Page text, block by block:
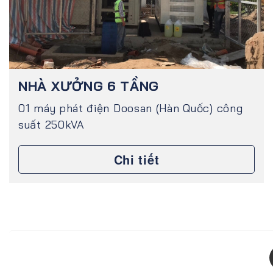
NHÀ XƯỞNG 6 TẦNG
01 máy phát điện Doosan (Hàn Quốc) công
suất 250kVA
Chi tiết